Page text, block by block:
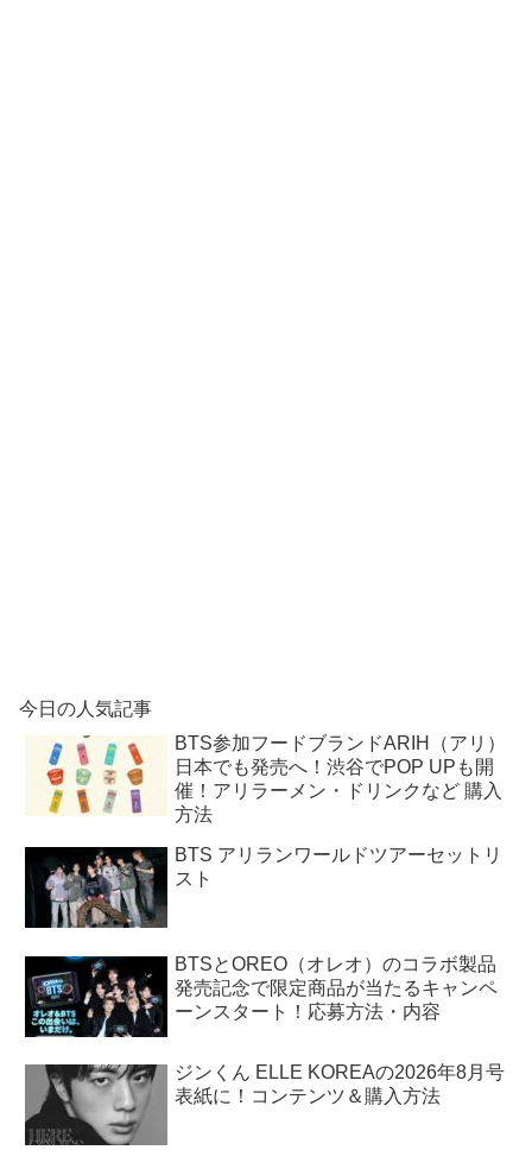
今日の人気記事
BTS参加フードブランドARIH（アリ）
日本でも発売へ！渋谷でPOP UPも開
催！アリラーメン・ドリンクなど 購入
方法
BTS アリランワールドツアーセットリ
スト
BTSとOREO（オレオ）のコラボ製品
発売記念で限定商品が当たるキャンペ
ーンスタート！応募方法・内容
ジンくん ELLE KOREAの2026年8月号
表紙に！コンテンツ＆購入方法